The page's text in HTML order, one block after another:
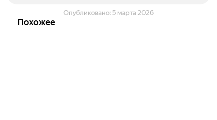
Опубликовано: 5 марта 2026
Похожее